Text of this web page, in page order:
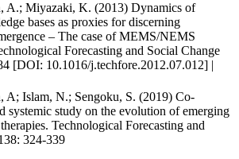
A.; Miyazaki, K. (2013) Dynamics of
bases as proxies for discerning
‒ The case of MEMS/NEMS
Forecasting and Social Change
[DOI: 10.1016/j.techfore.2012.07.012] |
A.; Miyazaki, K. (2013) Evolutionary paths
nanotechnological innovation systems:
Scientometrics 95(3), 829-
s11192-012-0939-7] | SJR: Q1
A; Islam, N.; Sengoku, S. (2019) Co-
systemic study on the evolution of emerging
Technological Forecasting and
324-339